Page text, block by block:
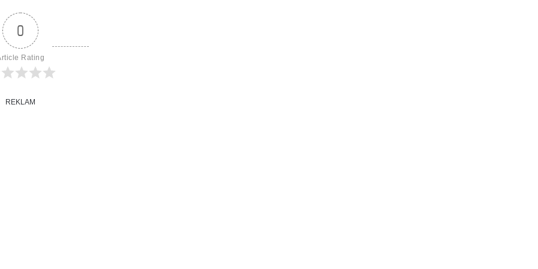
0
Rating
REKLAM